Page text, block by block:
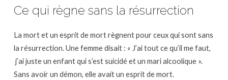
Ce qui règne sans la résurrection
La mort et un esprit de mort règnent pour ceux qui sont sans
la résurrection. Une femme disait : « J’ai tout ce qu’il me faut,
j’ai juste un enfant qui s’est suicidé et un mari alcoolique ».
Sans avoir un démon, elle avait un esprit de mort.